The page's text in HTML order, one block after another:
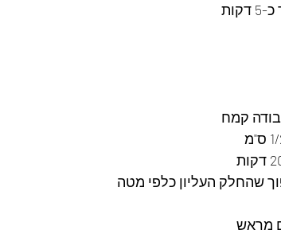
קמח
שהחלק העליון כלפי מטה
מראש